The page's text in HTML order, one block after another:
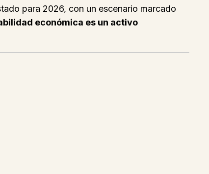
para 2026, con un escenario marcado
económica es un activo